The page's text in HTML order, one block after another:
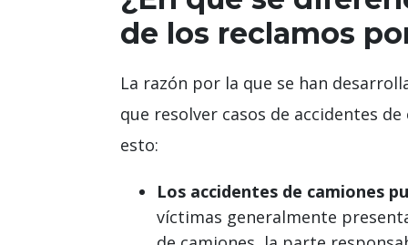
de los reclamos
La razón por la que se han
que resolver casos de accidentes
esto:
Los accidentes de camiones
víctimas generalmente